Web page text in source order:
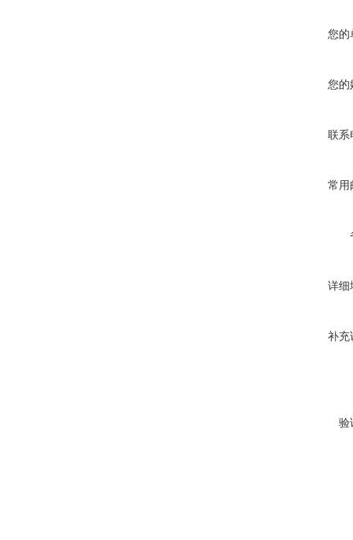
您的
您的
联系
常用
详细
补充
验